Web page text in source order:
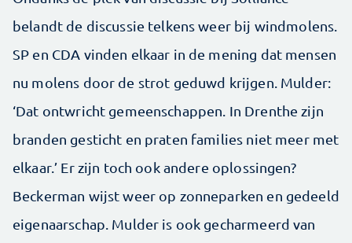
belandt de discussie telkens weer bij windmolens.
SP en CDA vinden elkaar in de mening dat mensen
nu molens door de strot geduwd krijgen. Mulder:
‘Dat ontwricht gemeenschappen. In Drenthe zijn
branden gesticht en praten families niet meer met
elkaar.’ Er zijn toch ook andere oplossingen?
Beckerman wijst weer op zonneparken en gedeeld
eigenaarschap. Mulder is ook gecharmeerd van